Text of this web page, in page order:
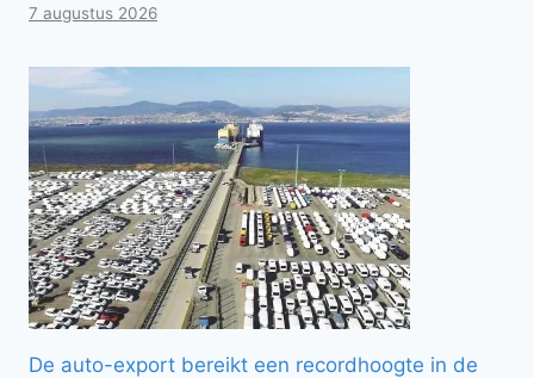
7 augustus 2026
De auto-export bereikt een recordhoogte in de